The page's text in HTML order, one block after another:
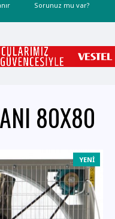
Sorunuz mu var?
80X80
YENI